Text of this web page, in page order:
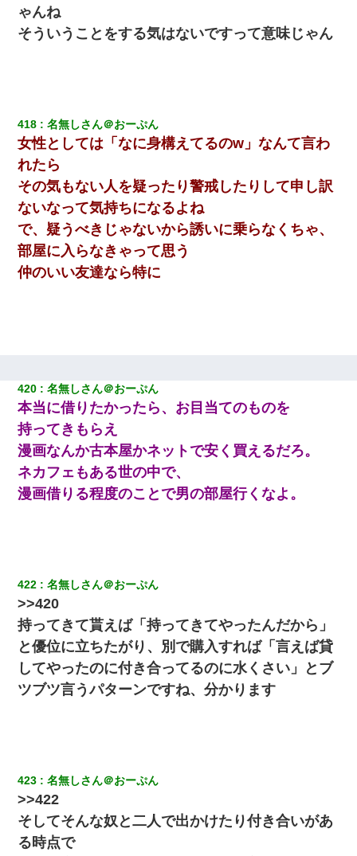
彼女(美人女医)にネックレスをプレゼント。「こんな安物を渡すく
らいなら、渡さないほうがマシだからね」→ ６０万したと話した
ら・・・
上司「何なの、この書類！！」私「あの‥」上司「今は私が話し
てるの！」私「ですから」上司「黙って聞きなさい！」私「それ
は」上司「言い訳しない！」→結果ｗｗｗｗｗ
近所のお寺に住み込みで手伝いしてる知的障害のオッサンがい
た。ある日、オッサンが火かき棒を持って顔を真っ赤にしながら
走り回っていて…
童貞俺、宅飲みした女友達2人を家に泊めた結果ｗｗｗｗｗｗ
見回りで犯人が捕まったが、それが…｜生活｜ヌルポあんてな
彼女(37)の情欲がえげつない件ｗｗｗｗｗｗｗ
とっさに女児を捕まえたら変質者扱いされた。母親「あっち行っ
てよ！気持ち悪い！（ｼｯｼｯ」→ 後日、俺を見つけた母親がすっ飛
んできて・・・
嘘をついてフリン旅行へ出かけた嫁→翌日、嫁「ただいま～」旦
那「娘がシんだよ。何度も連絡したのに…」嫁「えっ」→なん
と・・・
【衝撃】ある工場に配属すると、女の人がみんな退職してしま
う。会社「仕事がハードだし田舎で娯楽も少ないからキツイの
か…」→ 実際は違った
【画像】女の子「お母さん！！私ようやくファッションモデルに
選ばれたの！絶対見に来てね！」→悲しい結果がこれ・・・
ゃんね
そういうことをする気はないですって意味じゃん
418 名無しさん＠おーぷん
女性としては「なに身構えてるのw」なんて言わ
れたら
その気もない人を疑ったり警戒したりして申し訳
ないなって気持ちになるよね
で、疑うべきじゃないから誘いに乗らなくちゃ、
部屋に入らなきゃって思う
仲のいい友達なら特に
420 名無しさん＠おーぷん
本当に借りたかったら、お目当てのものを
持ってきもらえ
漫画なんか古本屋かネットで安く買えるだろ。
ネカフェもある世の中で、
漫画借りる程度のことで男の部屋行くなよ。
422 名無しさん＠おーぷん
>>420
持ってきて貰えば「持ってきてやったんだから」
と優位に立ちたがり、別で購入すれば「言えば貸
してやったのに付き合ってるのに水くさい」とブ
ツブツ言うパターンですね、分かります
423 名無しさん＠おーぷん
>>422
そしてそんな奴と二人で出かけたり付き合いがあ
る時点で